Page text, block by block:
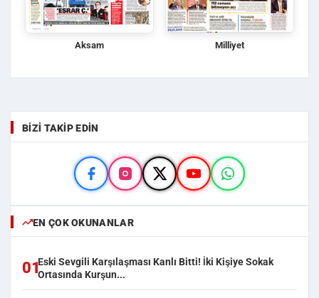
Aksam Milliyet
BIZI TAKIP EDIN
EN ÇOK OKUNANLAR
01Eski Sevgili Karşılaşması Kanlı Bitti! İki Kişiye Sokak
Ortasında Kurşun...